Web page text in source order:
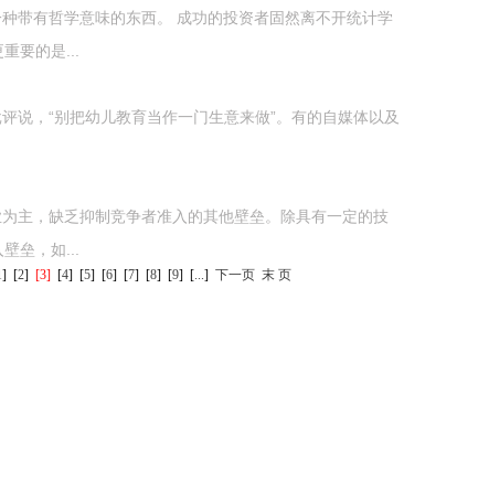
带有哲学意味的东西。 成功的投资者固然离不开统计学
要的是...
说，“别把幼儿教育当作一门生意来做”。有的自媒体以及
主，缺乏抑制竞争者准入的其他壁垒。除具有一定的技
垒，如...
] [2] [3] [4] [5] [6] [7] [8] [9] [...] 下一页 末 页